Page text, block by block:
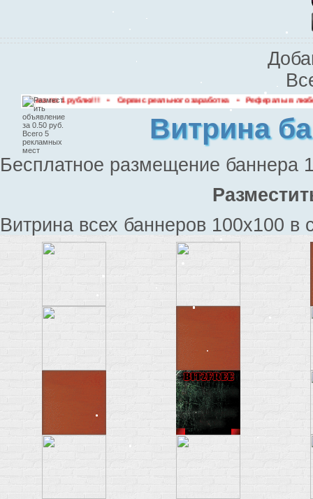
1 рублю!!! • Сервис реального заработка • Рефералы в любой проект
Витрина
Бесплатное размещение баннера
Витрина всех баннеров 100x100 в